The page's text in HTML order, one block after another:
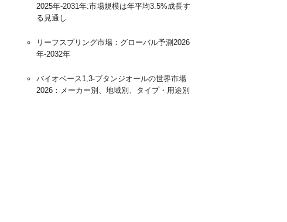
2025年-2031年:市場規模は年平均3.5%成長す
る見通し
リーフスプリング市場：グローバル予測2026
年-2032年
バイオベース1,3-ブタンジオールの世界市場
2026：メーカー別、地域別、タイプ・用途別